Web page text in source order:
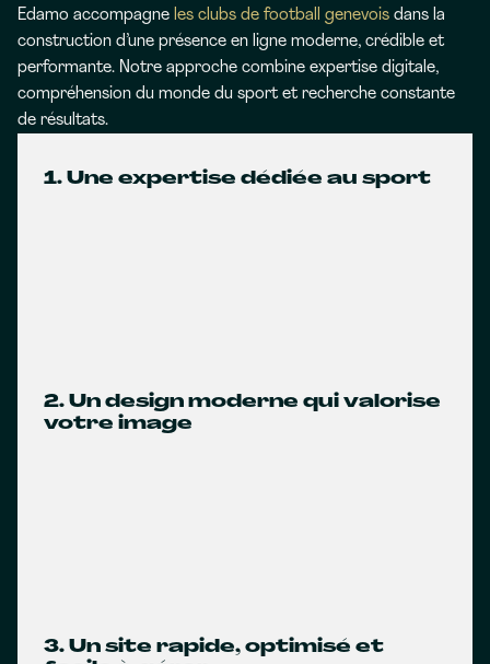
Edamo accompagne les clubs de football genevois dans la
construction d’une présence en ligne moderne, crédible et
performante. Notre approche combine expertise digitale,
compréhension du monde du sport et recherche constante
de résultats.
1. Une expertise dédiée au sport
2. Un design moderne qui valorise
votre image
3. Un site rapide, optimisé et